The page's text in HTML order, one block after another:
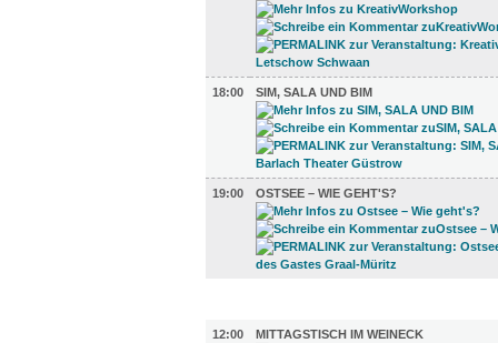
18:00 SIM, SALA UND BIM
19:00 OSTSEE – WIE GEHT'S?
12:00
MITTAGSTISCH IM WEINECK